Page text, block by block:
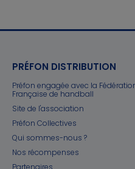
PRÉFON DISTRIBUTION
Préfon engagée avec la
Française de handball
Site de l'association
Préfon Collectives
Qui sommes-nous ?
Nos récompenses
Partenaires